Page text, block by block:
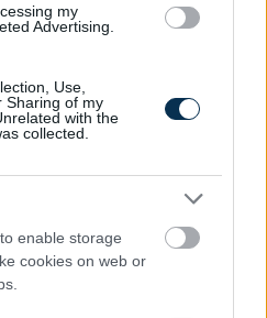
my
Advertising.
Use,
Sharing of my
with the
collected.
enable storage
cookies on web or